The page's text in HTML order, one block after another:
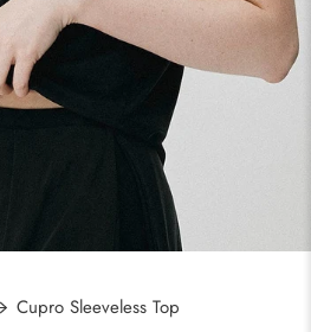
Cupro Sleeveless Top